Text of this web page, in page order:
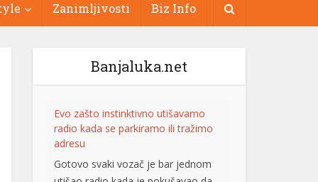
Zanimljivosti Biz Info
Banjaluka.net
Evo zašto instinktivno utišavamo
radio kada se parkiramo ili tražimo
adresu
Gotovo svaki vozač je bar jednom